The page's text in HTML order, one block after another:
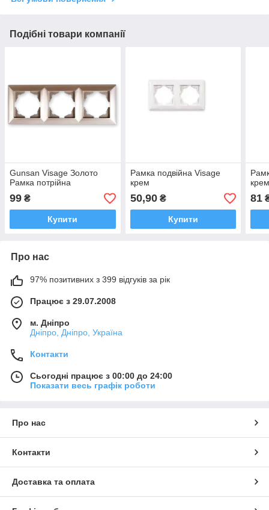
Подібні товари компанії
Gunsan Visage Золото
Рамка потрійна
99 ₴
Купити
Рамка подвійна Visage
крем
50,90₴
Купити
81
Про нас
97% позитивних з 399 відгуків за рік
Працює з 29.07.2008
м. Дніпро
Дніпро, Дніпро, Україна
Контакти
Сьогодні працює з 00:00 до 24:00
Показати весь графік роботи
Про нас
Контакти
Доставка та оплата